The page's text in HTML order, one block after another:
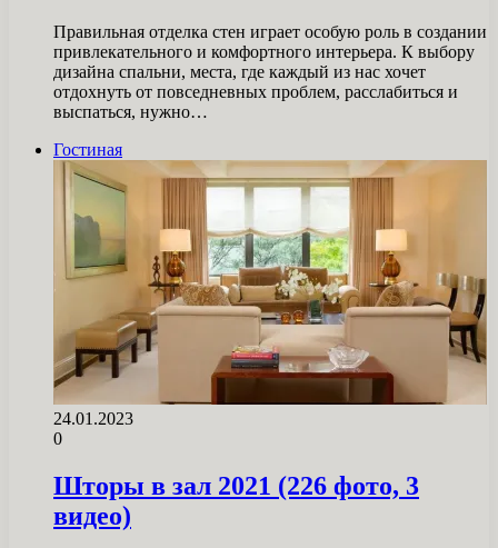
Правильная отделка стен играет особую роль в создании
привлекательного и комфортного интерьера. К выбору
дизайна спальни, места, где каждый из нас хочет
отдохнуть от повседневных проблем, расслабиться и
выспаться, нужно…
Гостиная
24.01.2023
0
Шторы в зал 2021 (226 фото, 3
видео)